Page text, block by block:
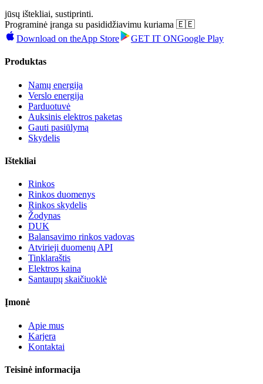
jūsų ištekliai, sustiprinti.
Programinė įranga su pasididžiavimu kuriama 🇪🇪
Download on theApp Store GET IT ONGoogle Play
Produktas
Namų energija
Verslo energija
Parduotuvė
Auksinis elektros paketas
Gauti pasiūlymą
Skydelis
Ištekliai
Rinkos
Rinkos duomenys
Rinkos skydelis
Žodynas
DUK
Balansavimo rinkos vadovas
Atvirieji duomenų API
Tinklaraštis
Elektros kaina
Santaupų skaičiuoklė
Įmonė
Apie mus
Karjera
Kontaktai
Teisinė informacija